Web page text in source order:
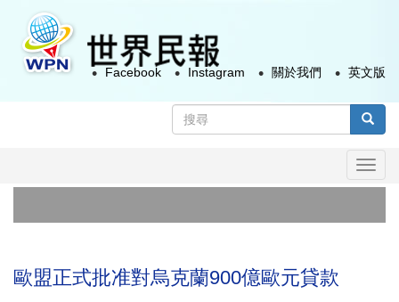
容
搜
尋
Facebook Instagram 關於我們 英文版
歐盟正式批准對烏克蘭900億歐元貸款